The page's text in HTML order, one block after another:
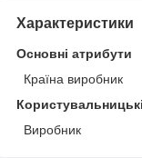
Характеристики
Основні атрибути
Країна виробник
Виробник